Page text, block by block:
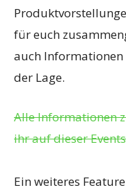
für euch
auch
der Lage.
Alle Informationen
ihr auf dieser
Ein weiteres